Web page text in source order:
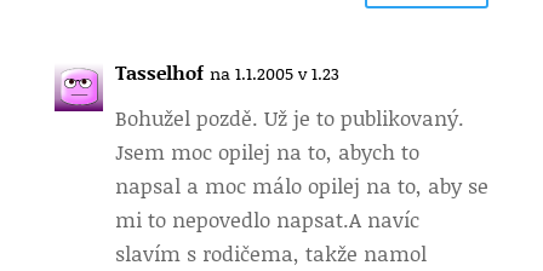
Tasselhof na 1.1.2005 v 1.23
Bohužel pozdě. Už je to publikovaný.
Jsem moc opilej na to, abych to
napsal a moc málo opilej na to, aby se
mi to nepovedlo napsat.A navíc
slavím s rodičema, takže namol